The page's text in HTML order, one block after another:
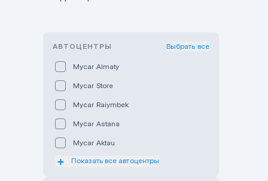
АВТОЦЕНТРЫ Выбрать все
Mycar Almaty
Mycar Store
Mycar Raiymbek
Mycar Astana
Mycar Aktau
Mycar Uralsk
Показать все автоцентры